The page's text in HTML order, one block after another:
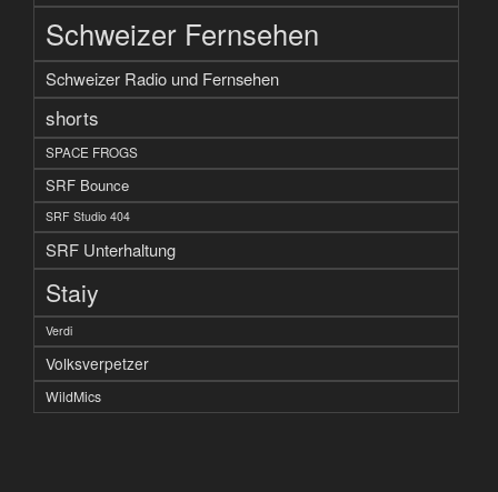
Schweizer Fernsehen
Schweizer Radio und Fernsehen
shorts
SPACE FROGS
SRF Bounce
SRF Studio 404
SRF Unterhaltung
Staiy
Verdi
Volksverpetzer
WildMics